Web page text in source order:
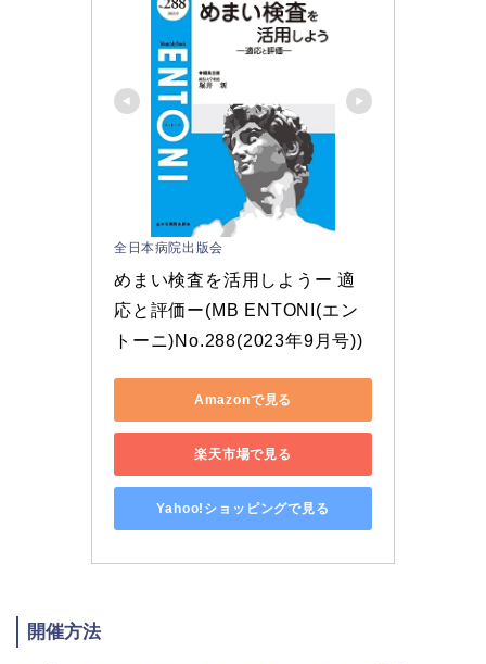
全日本病院出版会
めまい検査を活用しようー 適
応と評価ー(MB ENTONI(エン
トーニ)No.288(2023年9月号))
Amazonで見る
楽天市場で見る
Yahoo!ショッピングで見る
開催方法